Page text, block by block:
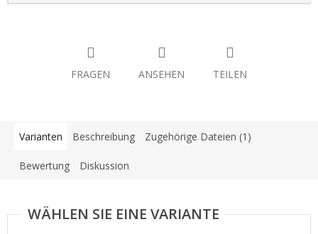
FRAGEN ANSEHEN TEILEN
Varianten Beschreibung Zugehörige Dateien (1)
Bewertung Diskussion